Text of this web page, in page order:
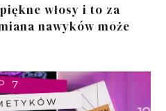
włosy i to za
nawyków może